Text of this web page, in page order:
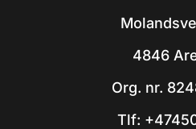
4846
Org. nr.
Tlf: